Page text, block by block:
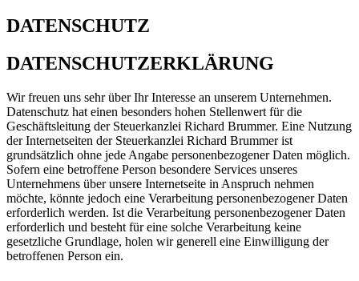
DATENSCHUTZ
DATENSCHUTZERKLÄRUNG
Wir freuen uns sehr über Ihr Interesse an unserem Unternehmen.
Datenschutz hat einen besonders hohen Stellenwert für die
Geschäftsleitung der Steuerkanzlei Richard Brummer. Eine Nutzung
der Internetseiten der Steuerkanzlei Richard Brummer ist
grundsätzlich ohne jede Angabe personenbezogener Daten möglich.
Sofern eine betroffene Person besondere Services unseres
Unternehmens über unsere Internetseite in Anspruch nehmen
möchte, könnte jedoch eine Verarbeitung personenbezogener Daten
erforderlich werden. Ist die Verarbeitung personenbezogener Daten
erforderlich und besteht für eine solche Verarbeitung keine
gesetzliche Grundlage, holen wir generell eine Einwilligung der
betroffenen Person ein.